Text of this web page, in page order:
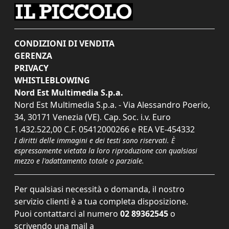
CONDIZIONI DI VENDITA
GERENZA
PRIVACY
WHISTLEBLOWING
Nord Est Multimedia S.p.a.
Nord Est Multimedia S.p.a. - Via Alessandro Poerio,
34, 30171 Venezia (VE). Cap. Soc. i.v. Euro
1.432.522,00 C.F. 05412000266 e REA VE-454332
I diritti delle immagini e dei testi sono riservati. È
espressamente vietata la loro riproduzione con qualsiasi
mezzo e l'adattamento totale o parziale.
Per qualsiasi necessità o domanda, il nostro
servizio clienti è a tua completa disposizione.
Puoi contattarci al numero 02 89362545 o
scrivendo una mail a